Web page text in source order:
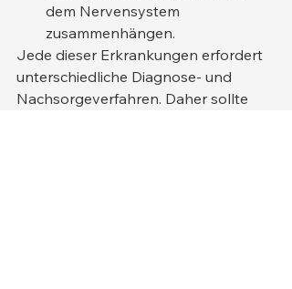
dem Nervensystem
zusammenhängen.
Jede dieser Erkrankungen erfordert
unterschiedliche Diagnose- und
Nachsorgeverfahren. Daher sollte